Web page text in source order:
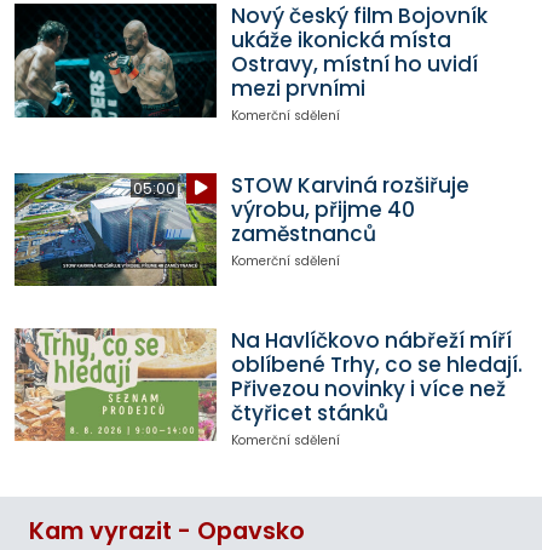
Nový český film Bojovník
ukáže ikonická místa
Ostravy, místní ho uvidí
mezi prvními
Komerční sdělení
05:00
STOW Karviná rozšiřuje
výrobu, přijme 40
zaměstnanců
Komerční sdělení
Na Havlíčkovo nábřeží míří
oblíbené Trhy, co se hledají.
Přivezou novinky i více než
čtyřicet stánků
Komerční sdělení
Kam vyrazit - Opavsko